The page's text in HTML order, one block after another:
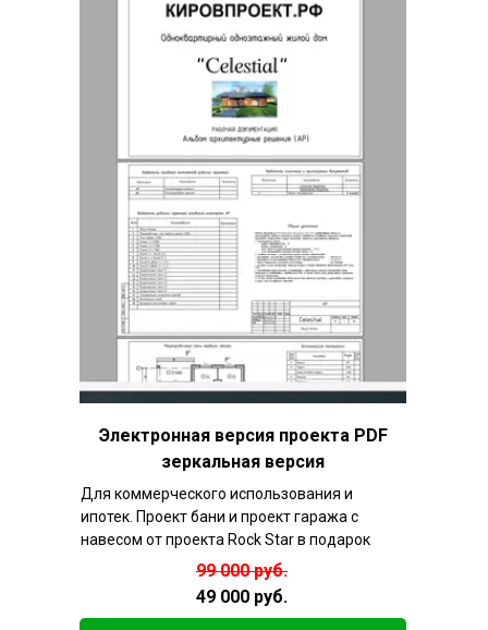
99 000 руб.
49 000 руб.
Для коммерческого использования и
ипотек. Проект бани и проект гаража с
навесом от проекта Rock Star в подарок
Электронная версия проекта PDF
зеркальная версия